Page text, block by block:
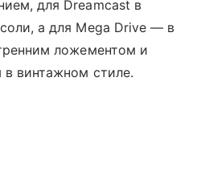
для Dreamcast в
а для Mega Drive — в
ложементом и
винтажном стиле.